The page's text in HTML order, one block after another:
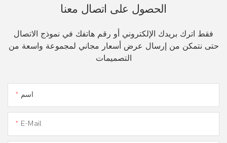
الحصول على اتصال معنا
فقط اترك بريدك الإلكتروني أو رقم هاتفك في نموذج الاتصال
حتى نتمكن من إرسال عرض أسعار مجاني لمجموعة واسعة من
التصميمات
اسم
E-Mail